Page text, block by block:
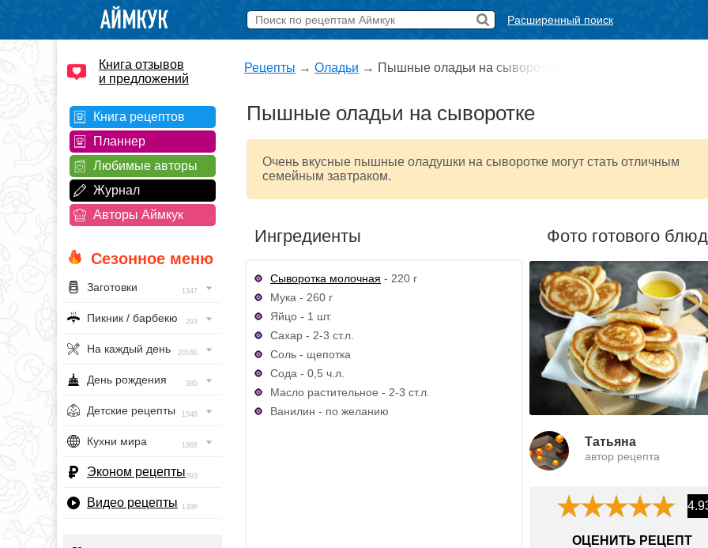
Расширенный поиск
Книга отзывов
и предложений
Книга рецептов
Планнер
Любимые авторы
Журнал
Авторы Аймкук
Сезонное меню
Заготовки 1347
Пикник / барбекю 293
На каждый день 20160
День рождения 385
Детские рецепты 1548
Кухни мира 1968
Эконом рецепты393
Видео рецепты 1396
Рецепты → Оладьи → Пышные оладьи на сыворотке
Пышные оладьи на сыворотке
Очень вкусные пышные оладушки на сыворотке могут стать отличным
семейным завтраком.
Ингредиенты
Сыворотка молочная - 220 г
Мука - 260 г
Яйцо - 1 шт.
Сахар - 2-3 ст.л.
Соль - щепотка
Сода - 0,5 ч.л.
Масло растительное - 2-3 ст.л.
Ванилин - по желанию
Фото готового
Татьяна
автор рецепта
ОЦЕНИТЬ РЕЦЕПТ